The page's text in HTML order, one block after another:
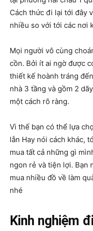
Cách thức đi lại tới đây
nhiều so với tới các nơi
Mọi người vô cùng
cồn. Bởi ít ai ngờ được
thiết kế hoành tráng
nhà 3 tầng và gồm 2
một cách rõ ràng.
Vì thế bạn có thể lựa
lẫn Hay nói cách khác,
mua tất cả những gì
ngon rẻ và tiện lợi. Bạn
mua nhiều đồ về làm
nhé
Kinh nghiệm